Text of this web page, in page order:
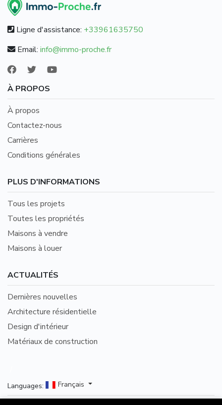
Ligne d'assistance: +33961635750
Email: info@immo-proche.fr
À PROPOS
À propos
Contactez-nous
Carrières
Conditions générales
PLUS D'INFORMATIONS
Tous les projets
Toutes les propriétés
Maisons à vendre
Maisons à louer
ACTUALITÉS
Dernières nouvelles
Architecture résidentielle
Design d'intérieur
Matériaux de construction
Languages: Français